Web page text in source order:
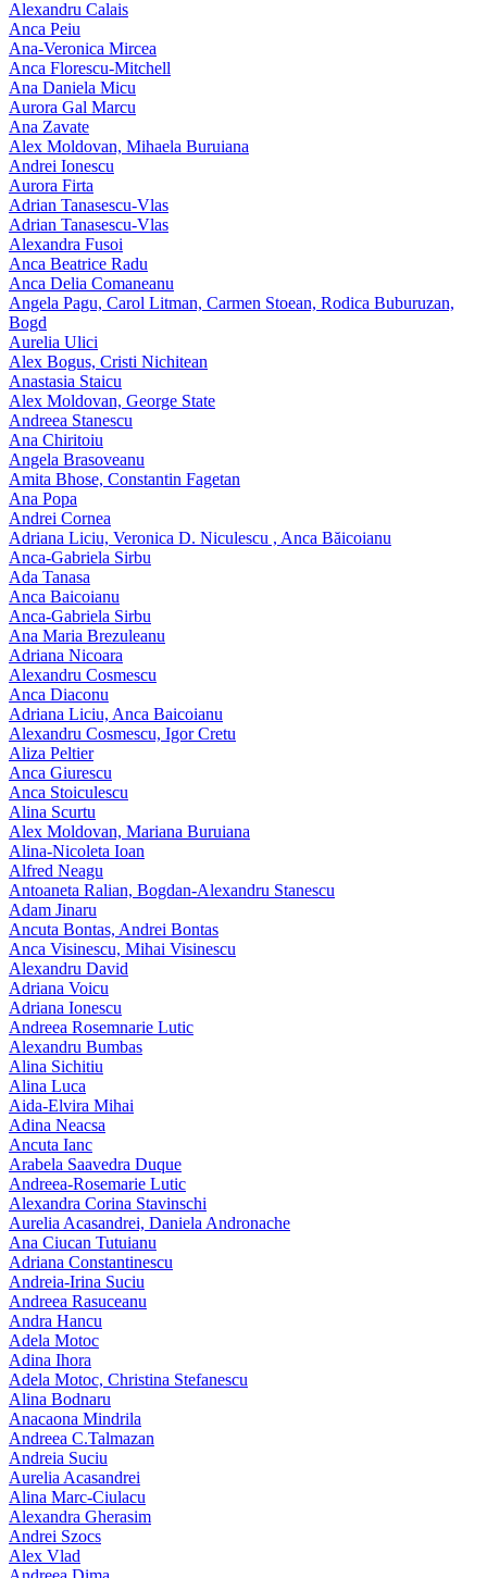
Alexandru Calais
Anca Peiu
Ana-Veronica Mircea
Anca Florescu-Mitchell
Ana Daniela Micu
Aurora Gal Marcu
Ana Zavate
Alex Moldovan, Mihaela Buruiana
Andrei Ionescu
Aurora Firta
Adrian Tanasescu‑Vlas
Adrian Tanasescu-Vlas
Alexandra Fusoi
Anca Beatrice Radu
Anca Delia Comaneanu
Angela Pagu, Carol Litman, Carmen Stoean, Rodica Buburuzan,
Bogd
Aurelia Ulici
Alex Bogus, Cristi Nichitean
Anastasia Staicu
Alex Moldovan, George State
Andreea Stanescu
Ana Chiritoiu
Angela Brasoveanu
Amita Bhose, Constantin Fagetan
Ana Popa
Andrei Cornea
Adriana Liciu, Veronica D. Niculescu , Anca Băicoianu
Anca‑Gabriela Sirbu
Ada Tanasa
Anca Baicoianu
Anca-Gabriela Sirbu
Ana Maria Brezuleanu
Adriana Nicoara
Alexandru Cosmescu
Anca Diaconu
Adriana Liciu, Anca Baicoianu
Alexandru Cosmescu, Igor Cretu
Aliza Peltier
Anca Giurescu
Anca Stoiculescu
Alina Scurtu
Alex Moldovan, Mariana Buruiana
Alina-Nicoleta Ioan
Alfred Neagu
Antoaneta Ralian, Bogdan-Alexandru Stanescu
Adam Jinaru
Ancuta Bontas, Andrei Bontas
Anca Visinescu, Mihai Visinescu
Alexandru David
Adriana Voicu
Adriana Ionescu
Andreea Rosemnarie Lutic
Alexandru Bumbas
Alina Sichitiu
Alina Luca
Aida-Elvira Mihai
Adina Neacsa
Ancuta Ianc
Arabela Saavedra Duque
Andreea-Rosemarie Lutic
Alexandra Corina Stavinschi
Aurelia Acasandrei, Daniela Andronache
Ana Ciucan Tutuianu
Adriana Constantinescu
Andreia-Irina Suciu
Andreea Rasuceanu
Andra Hancu
Adela Motoc
Adina Ihora
Adela Motoc, Christina Stefanescu
Alina Bodnaru
Anacaona Mindrila
Andreea C.Talmazan
Andreia Suciu
Aurelia Acasandrei
Alina Marc-Ciulacu
Alexandra Gherasim
Andrei Szocs
Alex Vlad